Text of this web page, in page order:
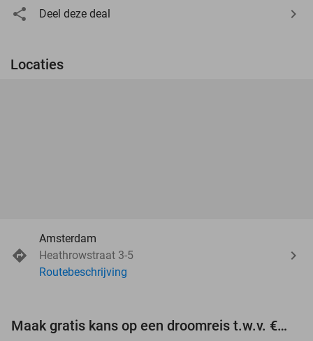
Deel deze deal
Locaties
Amsterdam
Heathrowstraat 3-5
Routebeschrijving
Maak gratis kans op een droomreis t.w.v. €3.000!